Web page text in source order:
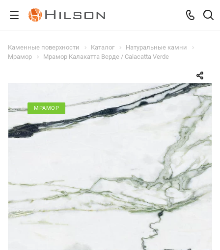
Каменные поверхности Каталог
Натуральные камни
Мрамор
Мрамор Калакатта Верде / Calacatta Verde
МРАМОР